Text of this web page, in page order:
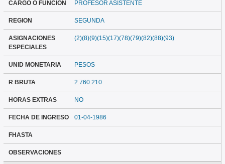
CARGO O FUNCION PROFESOR ASISTENTE
REGION SEGUNDA
ASIGNACIONES
ESPECIALES
(2)(8)(9)(15)(17)(78)(79)(82)(88)(93)
UNID MONETARIA PESOS
R BRUTA 2.760.210
HORAS EXTRAS NO
FECHA DE INGRESO 01-04-1986
FHASTA
OBSERVACIONES